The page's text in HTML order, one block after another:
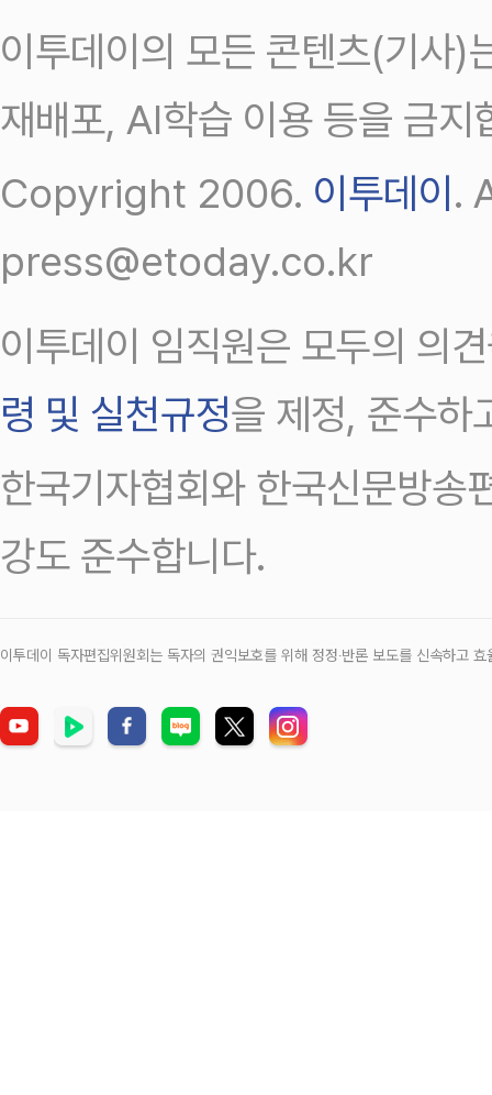
이투데이의 모든 콘텐츠(기사)
재배포, AI학습 이용 등을 금지
Copyright 2006. 이투데이 .
press@etoday.co.kr
이투데이 임직원은 모두의 의
령 및 실천규정을 제정, 준수하
한국기자협회와 한국신문방송
강도 준수합니다.
이투데이 독자편집위원회는 독자의 권익보호를 위해 정정‧반론 보도를 신속하고